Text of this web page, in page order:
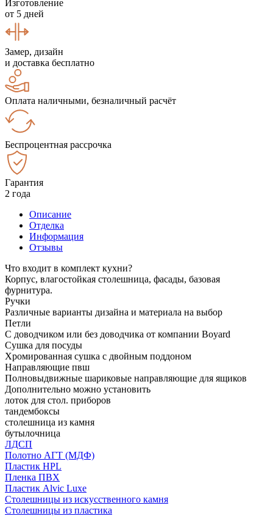
Изготовление
от 5 дней
Замер, дизайн
и доставка бесплатно
Оплата наличными, безналичный расчёт
Беспроцентная рассрочка
Гарантия
2 года
Описание
Отделка
Информация
Отзывы
Что входит в комплект кухни?
Корпус, влагостойкая столешница, фасады, базовая
фурнитура.
Ручки
Различные варианты дизайна и материала на выбор
Петли
С доводчиком или без доводчика от компании Boyard
Сушка для посуды
Хромированная сушка с двойным поддоном
Направляющие пвш
Полновыдвижные шариковые направляющие для ящиков
Дополнительно можно установить
лоток для стол. приборов
тандембоксы
столешница из камня
бутылочница
ЛДСП
Полотно АГТ (МДФ)
Пластик HPL
Пленка ПВХ
Пластик Alvic Luxe
Столешницы из искусственного камня
Столешницы из пластика